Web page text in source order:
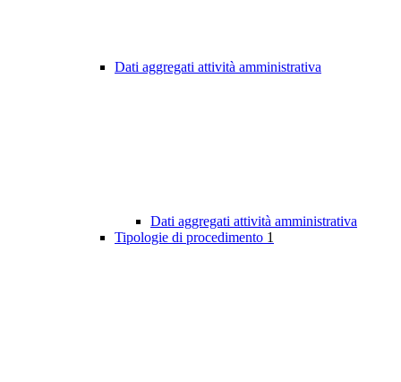
Dati aggregati attività amministrativa
Dati aggregati attività amministrativa
Tipologie di procedimento 1